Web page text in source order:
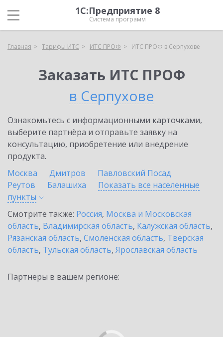
1С:Предприятие 8
Система программ
Главная Тарифы ИТС ИТС ПРОФ ИТС ПРОФ в Серпухове
Заказать ИТС ПРОФ
в Серпухове
Ознакомьтесь с информационными карточками,
выберите партнёра и отправьте заявку на
консультацию, приобретение или внедрение
продукта.
Москва
Дмитров
Павловский Посад
Реутов
Балашиха
Показать все населенные
пункты
Смотрите также: Россия, Москва и Московская
область, Владимирская область, Калужская область,
Рязанская область, Смоленская область, Тверская
область, Тульская область, Ярославская область
Партнеры в вашем регионе: